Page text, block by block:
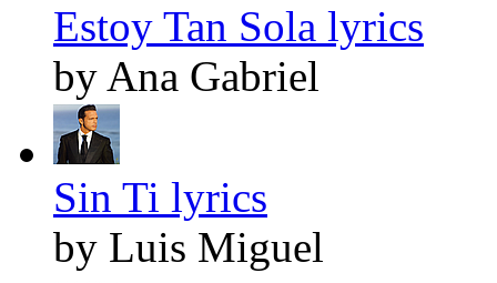
Estoy Tan Sola lyrics
by Ana Gabriel
Sin Ti lyrics
by Luis Miguel